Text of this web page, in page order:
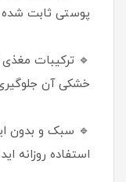
پوستی ثابت
🔹 ترکیبات
خشکی آن
🔹 سبک و بدون
استفاده روزانه